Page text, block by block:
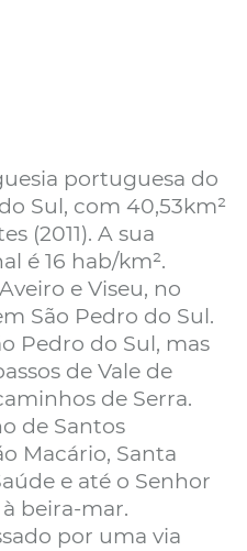
portuguesa do
Sul, com 40,53km²
(2011). A sua
é 16 hab/km².
e Viseu, no
São Pedro do Sul.
Pedro do Sul, mas
de Vale de
de Serra.
de Santos
Macário, Santa
e até o Senhor
beira-mar.
por uma via